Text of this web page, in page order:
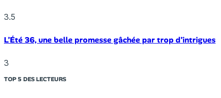
3.5
L’Été 36, une belle promesse gâchée par trop d’intrigues
3
TOP 5 DES LECTEURS